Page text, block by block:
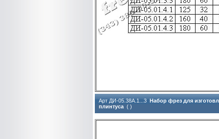
Арт ДИ-05.38А.1...3 Набор фрез для
плинтуса ( )